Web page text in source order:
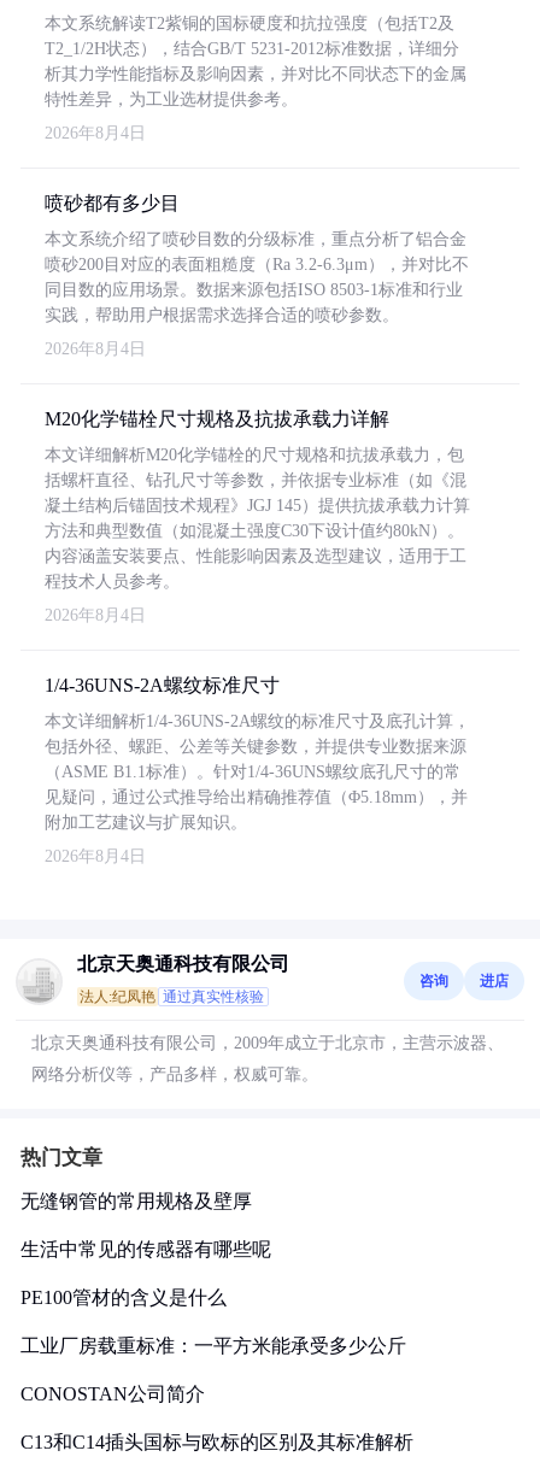
本文系统解读T2紫铜的国标硬度和抗拉强度（包括T2及
T2_1/2H状态），结合GB/T 5231-2012标准数据，详细分
析其力学性能指标及影响因素，并对比不同状态下的金属
特性差异，为工业选材提供参考。
2026年8月4日
喷砂都有多少目
本文系统介绍了喷砂目数的分级标准，重点分析了铝合金
喷砂200目对应的表面粗糙度（Ra 3.2-6.3μm），并对比不
同目数的应用场景。数据来源包括ISO 8503-1标准和行业
实践，帮助用户根据需求选择合适的喷砂参数。
2026年8月4日
M20化学锚栓尺寸规格及抗拔承载力详解
本文详细解析M20化学锚栓的尺寸规格和抗拔承载力，包
括螺杆直径、钻孔尺寸等参数，并依据专业标准（如《混
凝土结构后锚固技术规程》JGJ 145）提供抗拔承载力计算
方法和典型数值（如混凝土强度C30下设计值约80kN）。
内容涵盖安装要点、性能影响因素及选型建议，适用于工
程技术人员参考。
2026年8月4日
1/4-36UNS-2A螺纹标准尺寸
本文详细解析1/4-36UNS-2A螺纹的标准尺寸及底孔计算，
包括外径、螺距、公差等关键参数，并提供专业数据来源
（ASME B1.1标准）。针对1/4-36UNS螺纹底孔尺寸的常
见疑问，通过公式推导给出精确推荐值（Φ5.18mm），并
附加工艺建议与扩展知识。
2026年8月4日
北京天奥通科技有限公司
法人:纪凤艳 通过真实性核验
咨询 进店
北京天奥通科技有限公司，2009年成立于北京市，主营示波器、
网络分析仪等，产品多样，权威可靠。
热门文章
无缝钢管的常用规格及壁厚
生活中常见的传感器有哪些呢
PE100管材的含义是什么
工业厂房载重标准：一平方米能承受多少公斤
CONOSTAN公司简介
C13和C14插头国标与欧标的区别及其标准解析